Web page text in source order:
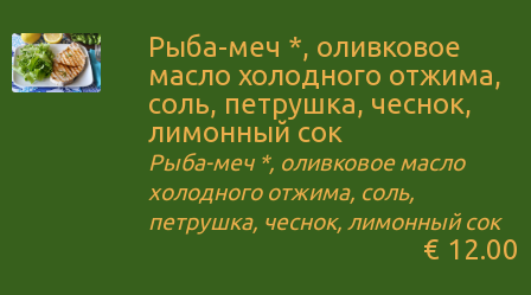
Рыба-меч *, оливковое
масло холодного отжима,
соль, петрушка, чеснок,
лимонный сок
Рыба-меч *, оливковое масло
холодного отжима, соль,
петрушка, чеснок, лимонный сок
€ 12.00